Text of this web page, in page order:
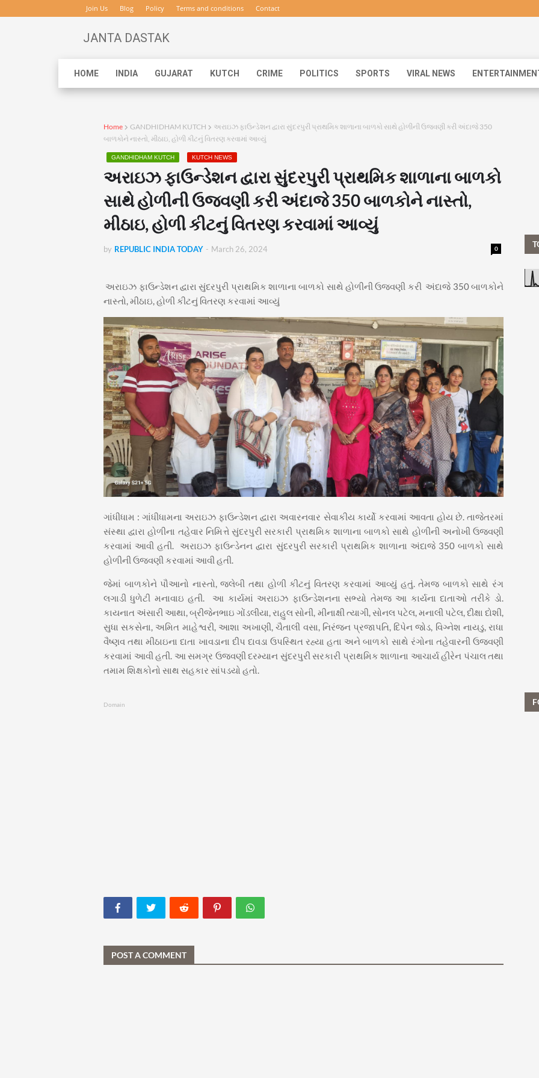
Join Us Blog Policy Terms and conditions Contact
JANTA DASTAK
HOME INDIA GUJARAT KUTCH CRIME POLITICS SPORTS VIRAL NEWS
Home GANDHIDHAM KUTCH
અરાઇઝ ફાઉન્ડેશન દ્વારા સુંદરપુરી પ્રાથમિક શાળાના બાળકો સાથે હોળીની ઉજવણી કરી અંદાજે 350
બાળકોને નાસ્તો, મીઠાઇ, હોળી કીટનું વિતરણ કરવામાં આવ્યું
GANDHIDHAM KUTCH KUTCH NEWS
અરાઇઝ ફાઉન્ડેશન દ્વારા સુંદરપુરી પ્રાથમિક શાળાના બાળકો
સાથે હોળીની ઉજવણી કરી અંદાજે 350 બાળકોને નાસ્તો,
મીઠાઇ, હોળી કીટનું વિતરણ કરવામાં આવ્યું
by REPUBLIC INDIA TODAY 0
- March 26, 2024
અરાઇઝ ફાઉન્ડેશન દ્વારા સુંદરપુરી પ્રાથમિક શાળાના બાળકો સાથે હોળીની ઉજવણી કરી અંદાજે 350 બાળકોને
નાસ્તો, મીઠાઇ, હોળી કીટનું વિતરણ કરવામાં આવ્યું
ગાંધીધામ : ગાંધીધામના અરાઇઝ ફાઉન્ડેશન દ્વારા અવારનવાર સેવાકીય કાર્યો કરવામાં આવતા હોય છે. તાજેતરમાં
સંસ્થા દ્વારા હોળીના તહેવાર નિમિત્તે સુંદરપુરી સરકારી પ્રાથમિક શાળાના બાળકો સાથે હોળીની અનોખી ઉજવણી
કરવામાં આવી હતી. અરાઇઝ ફાઉન્ડેનન દ્વારા સુંદરપુરી સરકારી પ્રાથમિક શાળાના અંદાજે 350 બાળકો સાથે
હોળીની ઉજવણી કરવામાં આવી હતી.
જેમાં બાળકોને પૌઆનો નાસ્તો, જલેબી તથા હોળી કીટનું વિતરણ કરવામાં આવ્યું હતું. તેમજ બાળકો સાથે રંગ
લગાડી ધુળેટી મનાવાઇ હતી. આ કાર્યમાં અરાઇઝ ફાઉન્ડેશનના સભ્યો તેમજ આ કાર્યના દાતાઓ તરીકે ડો.
કાયનાત અંસારી આથા, બ્રીજેનભાઇ ગોંડલીયા, રાહુલ સોની, મીનાક્ષી ત્યાગી, સોનલ પટેલ, મનાલી પટેલ, દીક્ષા દોશી,
સુધા સકસેના, અમિત માહેશ્વરી, આશા અખાણી, ચૈતાલી વસા, નિરંજન પ્રજાપતિ, દિપેન જોડ, વિગ્નેશ નાયડુ, રાધા
વૈષ્ણવ તથા મીઠાઇના દાતા ખાવડાના દીપ દાવડા ઉપસ્થિત રહ્યા હતા અને બાળકો સાથે રંગોના તહેવારની ઉજવણી
કરવામાં આવી હતી. આ સમગ્ર ઉજવણી દરમ્યાન સુંદરપુરી સરકારી પ્રાથમિક શાળાના આચાર્ય હીરેન પંચાલ તથા
તમામ શિક્ષકોનો સાથ સહકાર સાંપડયો હતો.
Domain
POST A COMMENT